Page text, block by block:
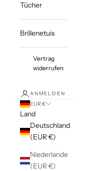
Tücher
Brillenetuis
Vertrag
widerrufen
ANMELDEN
EUR €
Land
Deutschland
(EUR €)
Niederlande
(EUR €)